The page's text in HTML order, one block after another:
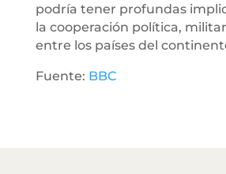
podría tener profundas
la cooperación política,
entre los países del
Fuente: BBC